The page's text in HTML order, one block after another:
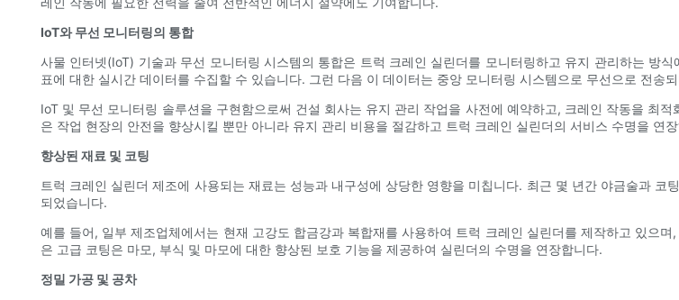
IoT와 무선 모니터링의 통합
사물 인터넷(IoT) 기술과 무선 모니터링 시스템의 통합은 트럭 크레인 실린더를 모니터링하고 유지 관리하는 방
표에 대한 실시간 데이터를 수집할 수 있습니다. 그런 다음 이 데이터는 중앙 모니터링 시스템으로 무선으로 전
IoT 및 무선 모니터링 솔루션을 구현함으로써 건설 회사는 유지 관리 작업을 사전에 예약하고, 크레인 작동을 최
은 작업 현장의 안전을 향상시킬 뿐만 아니라 유지 관리 비용을 절감하고 트럭 크레인 실린더의 서비스 수명을 연
향상된 재료 및 코팅
트럭 크레인 실린더 제조에 사용되는 재료는 성능과 내구성에 상당한 영향을 미칩니다. 최근 몇 년간 야금술과
되었습니다.
예를 들어, 일부 제조업체에서는 현재 고강도 합금강과 복합재를 사용하여 트럭 크레인 실린더를 제작하고 있으
은 고급 코팅은 마모, 부식 및 마모에 대한 향상된 보호 기능을 제공하여 실린더의 수명을 연장합니다.
정밀 가공 및 공차